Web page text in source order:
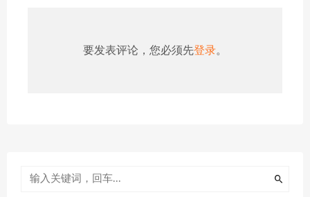
要发表评论，您必须先登录。